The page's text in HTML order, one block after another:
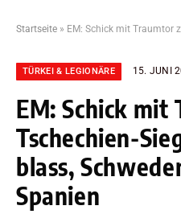
Startseite » EM: Schick mit Traumtor zum
TÜRKEI & LEGIONÄRE 15. JUNI
EM: Schick mit
Tschechien-
blass,
Spanien